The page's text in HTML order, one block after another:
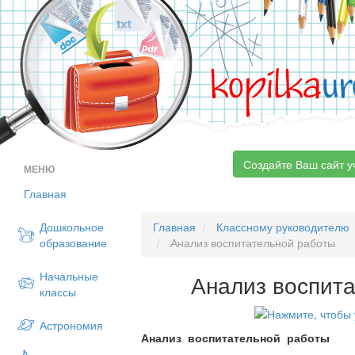
kopilka
МЕНЮ
Главная
Дошкольное
образование
Начальные
классы
Астрономия
Создайте Ваш сайт
Главная
Классному руководителю
Анализ воспитательной работы
Анализ
Анализ воспитательной работы